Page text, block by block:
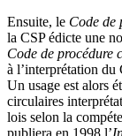
Ensuite, le Code de
la CSP édicte une
Code de procédure
à l’interprétation du
Un usage est alors
circulaires
lois selon la
publiera en 1998 l’